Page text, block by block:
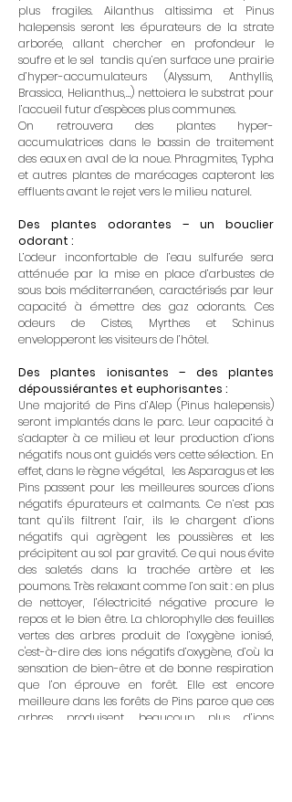
plus fragiles. Ailanthus altissima et Pinus
halepensis seront les épurateurs de la strate
arborée, allant chercher en profondeur le
soufre et le sel tandis qu’en surface une prairie
d’hyper-accumulateurs (Alyssum, Anthyllis,
Brassica, Helianthus,…) nettoiera le substrat pour
l’accueil futur d’espèces plus communes.
On retrouvera des plantes hyper-
accumulatrices dans le bassin de traitement
des eaux en aval de la noue. Phragmites, Typha
et autres plantes de marécages capteront les
effluents avant le rejet vers le milieu naturel.
Des plantes odorantes – un bouclier
odorant :
L’odeur inconfortable de l’eau sulfurée sera
atténuée par la mise en place d’arbustes de
sous bois méditerranéen, caractérisés par leur
capacité à émettre des gaz odorants. Ces
odeurs de Cistes, Myrthes et Schinus
envelopperont les visiteurs de l’hôtel.
Des plantes ionisantes – des plantes
dépoussiérantes et euphorisantes :
Une majorité de Pins d’Alep (Pinus halepensis)
seront implantés dans le parc. Leur capacité à
s’adapter à ce milieu et leur production d’ions
négatifs nous ont guidés vers cette sélection. En
effet, dans le règne végétal, les Asparagus et les
Pins passent pour les meilleures sources d’ions
négatifs épurateurs et calmants. Ce n’est pas
tant qu’ils filtrent l’air, ils le chargent d’ions
négatifs qui agrègent les poussières et les
précipitent au sol par gravité. Ce qui nous évite
des saletés dans la trachée artère et les
poumons. Très relaxant comme l’on sait : en plus
de nettoyer, l’électricité négative procure le
repos et le bien être. La chlorophylle des feuilles
vertes des arbres produit de l’oxygène ionisé,
c'est-à-dire des ions négatifs d’oxygène, d’où la
sensation de bien-être et de bonne respiration
que l’on éprouve en forêt. Elle est encore
meilleure dans les forêts de Pins parce que ces
arbres produisent beaucoup plus d’ions